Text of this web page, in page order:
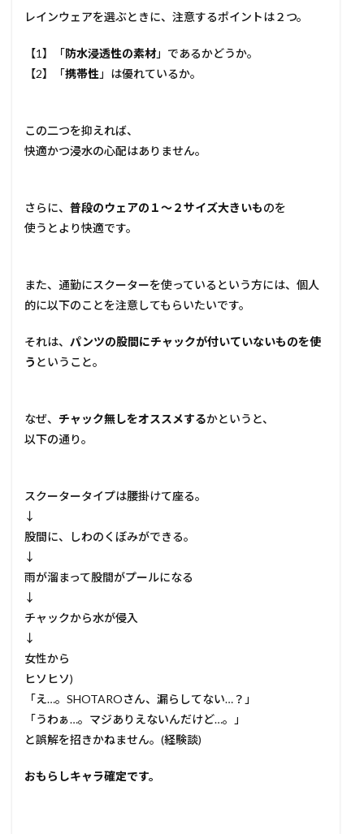
レインウェアを選ぶときに、注意するポイントは２つ。
【1】「防水浸透性の素材」であるかどうか。
【2】「携帯性 」は優れているか。
この二つを抑えれば、
快適かつ浸水の心配はありません。
さらに、 普段のウェアの１〜２サイズ大きいものを
使うとより快適です。
また、通勤にスクーターを使っているという方には、個人
的に以下のことを注意してもらいたいです。
それは、 パンツの股間にチャックが付いていないものを使
う ということ。
なぜ、 チャック無しをオススメするかというと、
以下の通り。
スクータータイプは腰掛けて座る。
↓
股間に、しわのくぼみができる。
↓
雨が溜まって股間がプールになる
↓
チャックから水が侵入
↓
女性から
ヒソヒソ)
「え…。SHOTAROさん、漏らしてない…？」
「うわぁ…。マジありえないんだけど…。」
と誤解を招きかねません。(経験談)
おもらしキャラ確定です。